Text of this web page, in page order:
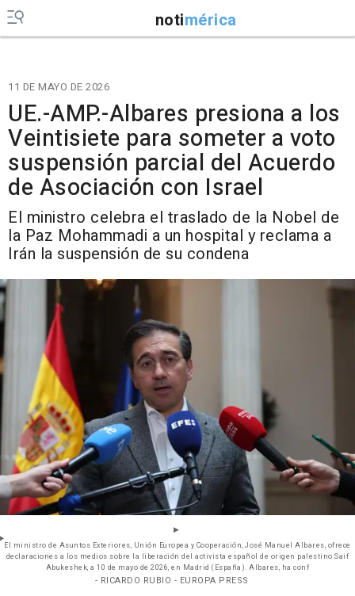
notimérica
11 DE MAYO DE 2026
UE.-AMP.-Albares presiona a los
Veintisiete para someter a voto
suspensión parcial del Acuerdo
de Asociación con Israel
El ministro celebra el traslado de la Nobel de
la Paz Mohammadi a un hospital y reclama a
Irán la suspensión de su condena
El ministro de Asuntos Exteriores, Unión Europea y Cooperación, José Manuel Albares, ofrece
declaraciones a los medios sobre la liberación del activista español de origen palestino Saif
Abukeshek, a 10 de mayo de 2026, en Madrid (España). Albares, ha conf
- RICARDO RUBIO - EUROPA PRESS